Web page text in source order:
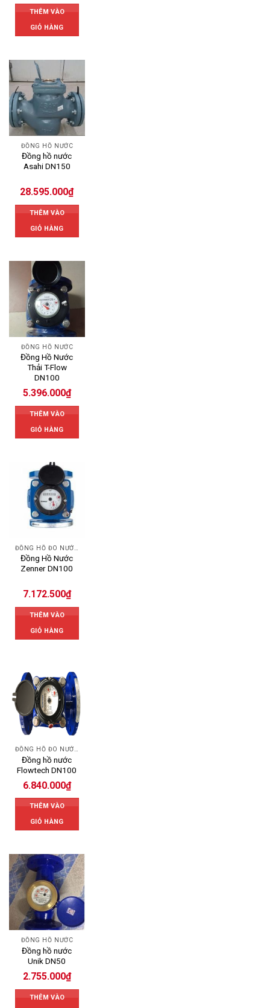
THÊM VÀO
GIỎ HÀNG
ĐỒNG HỒ NƯỚC
Đồng hồ nước
Asahi DN150
28.595.000₫
THÊM VÀO
GIỎ HÀNG
ĐỒNG HỒ NƯỚC
Đồng Hồ Nước
Thải T-Flow
DN100
5.396.000₫
THÊM VÀO
GIỎ HÀNG
Đồng Hồ Nước
Zenner DN100
7.172.500₫
THÊM VÀO
GIỎ HÀNG
Đồng hồ nước
Flowtech DN100
6.840.000₫
THÊM VÀO
GIỎ HÀNG
ĐỒNG HỒ NƯỚC
Đồng hồ nước
Unik DN50
2.755.000₫
THÊM VÀO